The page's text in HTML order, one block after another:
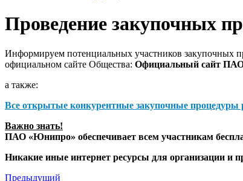
Проведение закупочных
Информируем потенциальных участников закупочных
официальном сайте Общества: Официальный сайт
а также:
Все открытые конкурентные закупочные процедуры
Важно знать!
ПАО «Юнипро» обеспечивает всем участникам
Никакие иные интернет ресурсы для организации
Предыдущий